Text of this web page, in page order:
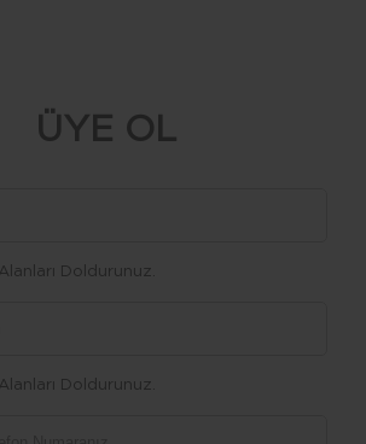
ÜYE OL
Doldurunuz.
Doldurunuz.